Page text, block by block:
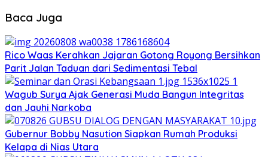
Baca Juga
Rico Waas Kerahkan Jajaran Gotong Royong Bersihkan
Parit Jalan Taduan dari Sedimentasi Tebal
Wagub Surya Ajak Generasi Muda Bangun Integritas
dan Jauhi Narkoba
Gubernur Bobby Nasution Siapkan Rumah Produksi
Kelapa di Nias Utara